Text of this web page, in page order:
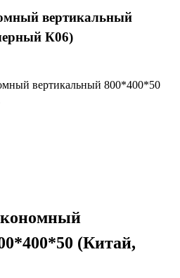
вертикальный
К06)
вертикальный 800*400*50
(Китай,